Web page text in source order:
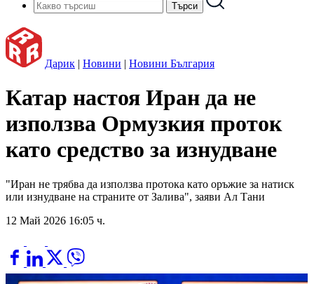
Дарик | Новини | Новини България
Катар настоя Иран да не
използва Ормузкия проток
като средство за изнудване
"Иран не трябва да използва протока като оръжие за натиск
или изнудване на страните от Залива", заяви Ал Тани
12 Май 2026 16:05 ч.